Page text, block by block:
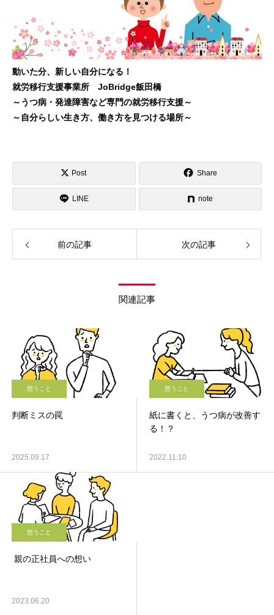
動いた分、新しい自分になる！
就労移行支援事業所 JoBridge飯田橋
～うつ病・発達障害など専門の就労移行支援～
～自分らしい生き方、働き方を見つける場所～
Post Share
LINE note
前の記事 次の記事
関連記事
想うこと
判断ミスの罠
2025.09.17
想うこと
紙に書くと、うつ病が改善す
る！？
2022.11.10
想うこと
親の正社員への想い
2023.06.20